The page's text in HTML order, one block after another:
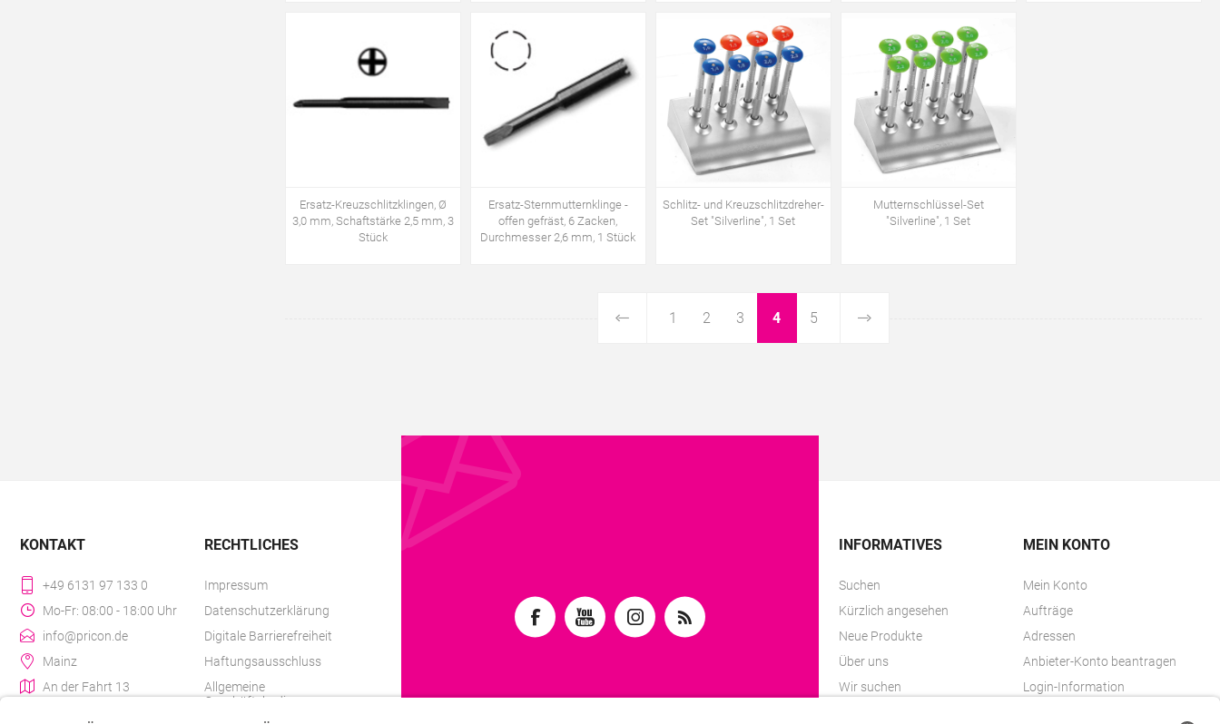
Ersatz-Kreuzschlitzklingen, Ø
3,0 mm, Schaftstärke 2,5 mm, 3
Stück
Ersatz-Sternmutternklinge -
offen gefräst, 6 Zacken,
Durchmesser 2,6 mm, 1 Stück
Schlitz- und Kreuzschlitzdreher-
Set "Silverline", 1 Set
Mutternschlüssel-Set
"Silverline", 1 Set
1 2 3 4 5
KONTAKT
+49 6131 97 133 0
Mo-Fr: 08:00 - 18:00 Uhr
info@pricon.de
Mainz
An der Fahrt 13
RECHTLICHES
Impressum
Datenschutzerklärung
Digitale Barrierefreiheit
Haftungsausschluss
Allgemeine
Geschäftsbedingungen
INFORMATIVES
Suchen
Kürzlich angesehen
Neue Produkte
Über uns
Wir suchen
MEIN KONTO
Mein Konto
Aufträge
Adressen
Anbieter-Konto beantragen
Login-Information